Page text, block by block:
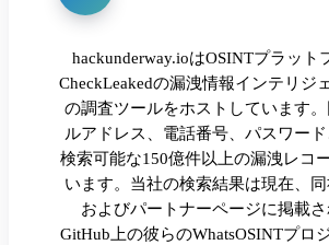
hackunderway.ioはOSINTプラット
CheckLeakedの漏洩情報インテリジ
の調査ツールをホストしています
ルアドレス、電話番号、パスワー
検索可能な150億件以上の漏洩レコ
います。当社の検索結果は現在、
およびパートナーページに掲載さ
GitHub上の彼らのWhatsOSINTプロ